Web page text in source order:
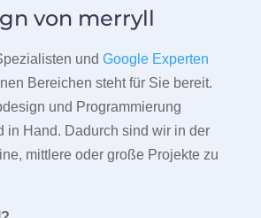
von merryll
und Google Experten
Bereichen steht für Sie bereit.
und Programmierung
in Hand. Dadurch sind wir in der
mittlere oder große Projekte zu